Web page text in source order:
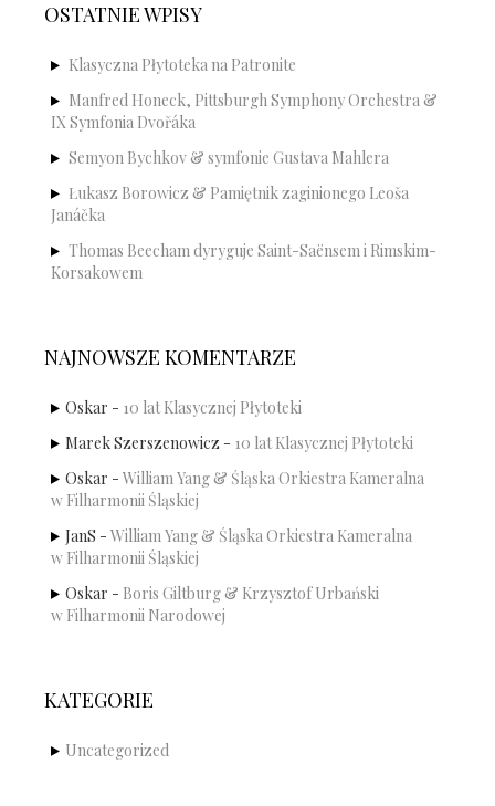
OSTATNIE WPISY
Klasyczna Płytoteka na Patronite
Manfred Honeck, Pittsburgh Symphony Orchestra &
IX Symfonia Dvořáka
Semyon Bychkov & symfonie Gustava Mahlera
Łukasz Borowicz & Pamiętnik zaginionego Leoša
Janáčka
Thomas Beecham dyryguje Saint-Saënsem i Rimskim-
Korsakowem
NAJNOWSZE KOMENTARZE
Oskar - 10 lat Klasycznej Płytoteki
Marek Szerszenowicz - 10 lat Klasycznej Płytoteki
Oskar - William Yang & Śląska Orkiestra Kameralna
w Filharmonii Śląskiej
JanS - William Yang & Śląska Orkiestra Kameralna
w Filharmonii Śląskiej
Oskar - Boris Giltburg & Krzysztof Urbański
w Filharmonii Narodowej
KATEGORIE
Uncategorized